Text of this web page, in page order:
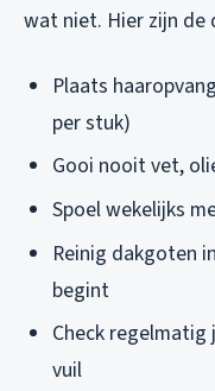
wat niet. Hier zijn de
Plaats
per stuk)
Gooi nooit vet,
Spoel wekelijks
Reinig dakgoten
begint
Check
vuil